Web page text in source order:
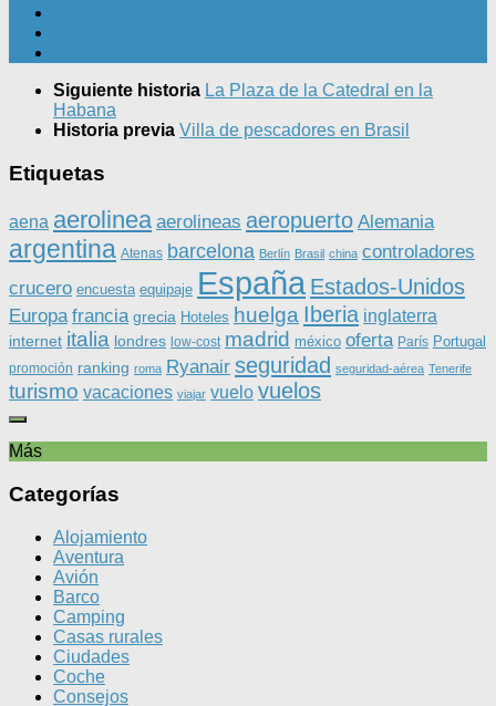
Siguiente historia La Plaza de la Catedral en la
Habana
Historia previa Villa de pescadores en Brasil
Etiquetas
aena aerolinea aerolineas aeropuerto Alemania
argentina Atenas barcelona Berlín Brasil china controladores
crucero encuesta equipaje España Estados-Unidos
Europa francia grecia Hoteles huelga Iberia inglaterra
internet italia londres low-cost madrid méxico oferta París Portugal
promoción ranking roma Ryanair seguridad seguridad-aérea Tenerife
turismo vacaciones viajar vuelo vuelos
Más
Categorías
Alojamiento
Aventura
Avión
Barco
Camping
Casas rurales
Ciudades
Coche
Consejos